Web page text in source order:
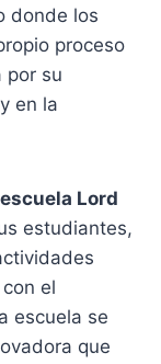
donde los
proceso
por su
en la
escuela Lord
estudiantes,
el
escuela se
que